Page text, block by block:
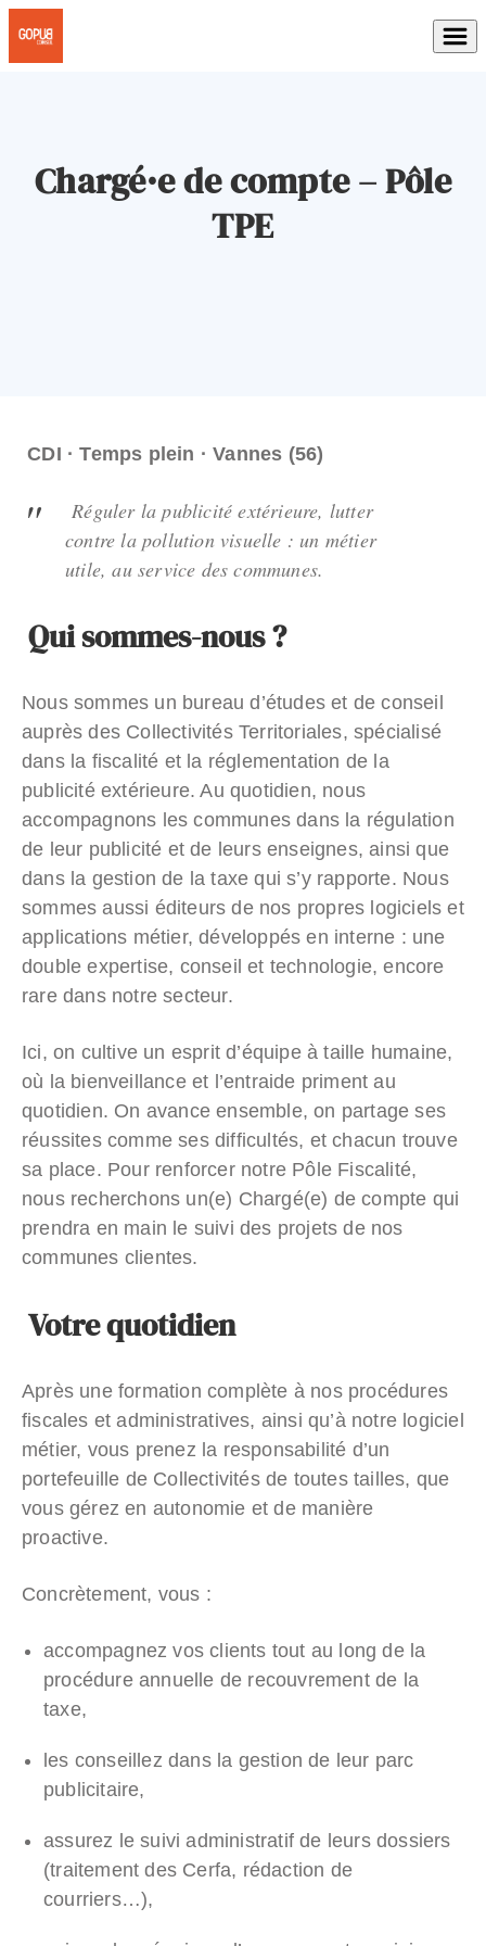
Chargé·e de compte – Pôle
TPE
CDI · Temps plein · Vannes (56)
Réguler la publicité extérieure, lutter
contre la pollution visuelle : un métier
utile, au service des communes.
Qui sommes-nous ?
Nous sommes un bureau d’études et de conseil
auprès des Collectivités Territoriales, spécialisé
dans la fiscalité et la réglementation de la
publicité extérieure. Au quotidien, nous
accompagnons les communes dans la régulation
de leur publicité et de leurs enseignes, ainsi que
dans la gestion de la taxe qui s’y rapporte. Nous
sommes aussi éditeurs de nos propres logiciels et
applications métier, développés en interne : une
double expertise, conseil et technologie, encore
rare dans notre secteur.
Ici, on cultive un esprit d’équipe à taille humaine,
où la bienveillance et l’entraide priment au
quotidien. On avance ensemble, on partage ses
réussites comme ses difficultés, et chacun trouve
sa place. Pour renforcer notre Pôle Fiscalité,
nous recherchons un(e) Chargé(e) de compte qui
prendra en main le suivi des projets de nos
communes clientes.
Votre quotidien
Après une formation complète à nos procédures
fiscales et administratives, ainsi qu’à notre logiciel
métier, vous prenez la responsabilité d’un
portefeuille de Collectivités de toutes tailles, que
vous gérez en autonomie et de manière
proactive.
Concrètement, vous :
accompagnez vos clients tout au long de la
procédure annuelle de recouvrement de la
taxe,
les conseillez dans la gestion de leur parc
publicitaire,
assurez le suivi administratif de leurs dossiers
(traitement des Cerfa, rédaction de
courriers…),